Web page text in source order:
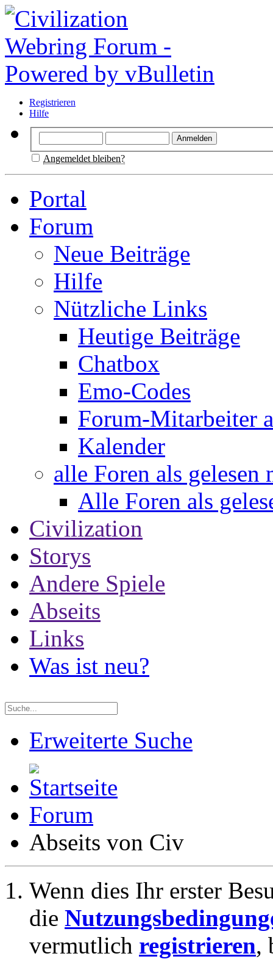
Registrieren
Hilfe
Angemeldet bleiben?
Portal
Forum
Neue Beiträge
Hilfe
Nützliche Links
Heutige Beiträge
Chatbox
Emo-Codes
Forum-Mitarbeiter
Kalender
alle Foren als gelesen
Alle Foren als
Civilization
Storys
Andere Spiele
Abseits
Links
Was ist neu?
Erweiterte Suche
Forum
Abseits von Civ
Wenn dies Ihr erster
die
vermutlich registrieren,